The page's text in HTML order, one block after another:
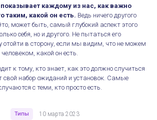
каждому из нас, как важно
таким, какой он есть. Ведь ничего другого
может быть, самый глубокий аспект этого
себя, но и другого. Не пытаться его
отойти в сторону, если мы видим, что не можем
какой он есть.
к тому, кто знает, как это должно случиться
свой набор ожиданий и установок. Самые
с теми, кто просто есть.
Типы 10 марта 2023